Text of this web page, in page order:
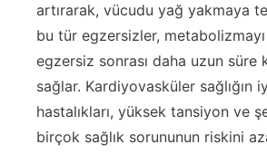
artırarak, vücudu yağ yakmaya
bu tür egzersizler, metabolizmayı
egzersiz sonrası daha uzun süre
sağlar. Kardiyovasküler sağlığın
hastalıkları, yüksek tansiyon ve
birçok sağlık sorununun riskini